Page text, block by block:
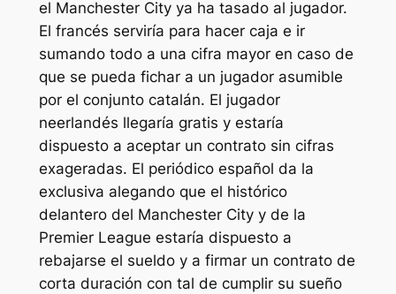
el Manchester City ya ha tasado al jugador.
El francés serviría para hacer caja e ir
sumando todo a una cifra mayor en caso de
que se pueda fichar a un jugador asumible
por el conjunto catalán. El jugador
neerlandés llegaría gratis y estaría
dispuesto a aceptar un contrato sin cifras
exageradas. El periódico español da la
exclusiva alegando que el histórico
delantero del Manchester City y de la
Premier League estaría dispuesto a
rebajarse el sueldo y a firmar un contrato de
corta duración con tal de cumplir su sueño